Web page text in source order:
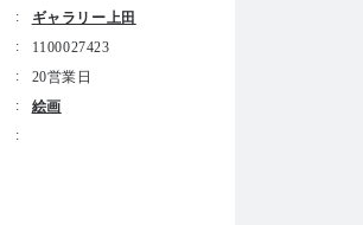
ギャラリー上田
1100027423
20営業日
絵画